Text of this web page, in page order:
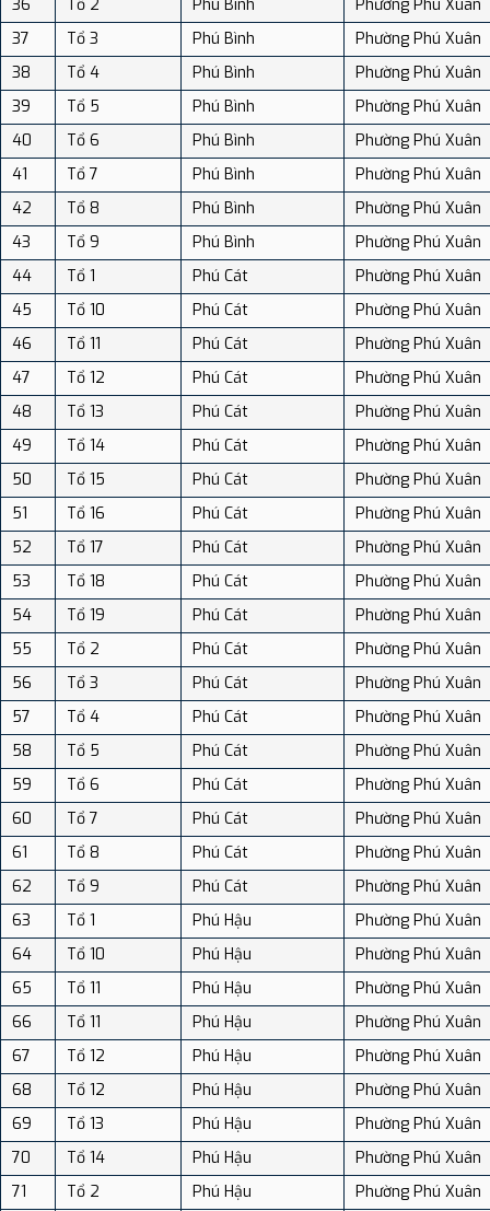
36 Tổ 2 Phú Bình
Phường Phú Xuân
37
Tổ 3 Phú Bình
Phường Phú Xuân
38
Tổ 4 Phú Bình
Phường Phú Xuân
39
Tổ 5 Phú Bình
Phường Phú Xuân
40
Tổ 6 Phú Bình
Phường Phú Xuân
41
Tổ 7 Phú Bình
Phường Phú Xuân
42
Tổ 8 Phú Bình
Phường Phú Xuân
43
Tổ 9 Phú Bình
Phường Phú Xuân
44
Tổ 1 Phú Cát
Phường Phú Xuân
45
Tổ 10 Phú Cát
Phường Phú Xuân
46
Tổ 11 Phú Cát
Phường Phú Xuân
47
Tổ 12 Phú Cát
Phường Phú Xuân
48
Tổ 13 Phú Cát
Phường Phú Xuân
49
Tổ 14 Phú Cát
Phường Phú Xuân
50
Tổ 15 Phú Cát
Phường Phú Xuân
51
Tổ 16 Phú Cát
Phường Phú Xuân
52
Tổ 17 Phú Cát
Phường Phú Xuân
53
Tổ 18 Phú Cát
Phường Phú Xuân
54
Tổ 19 Phú Cát
Phường Phú Xuân
55
Tổ 2 Phú Cát
Phường Phú Xuân
56
Tổ 3 Phú Cát
Phường Phú Xuân
57
Tổ 4 Phú Cát
Phường Phú Xuân
58
Tổ 5 Phú Cát
Phường Phú Xuân
59
Tổ 6 Phú Cát
Phường Phú Xuân
60
Tổ 7 Phú Cát
Phường Phú Xuân
61
Tổ 8 Phú Cát
Phường Phú Xuân
62
Tổ 9 Phú Cát
Phường Phú Xuân
63
Tổ 1 Phú Hậu
Phường Phú Xuân
64
Tổ 10 Phú Hậu
Phường Phú Xuân
65
Tổ 11 Phú Hậu
Phường Phú Xuân
66
Tổ 11 Phú Hậu
Phường Phú Xuân
67
Tổ 12 Phú Hậu
Phường Phú Xuân
68
Tổ 12 Phú Hậu
Phường Phú Xuân
69
Tổ 13 Phú Hậu
Phường Phú Xuân
70
Tổ 14 Phú Hậu
Phường Phú Xuân
71
Tổ 2 Phú Hậu
Phường Phú Xuân